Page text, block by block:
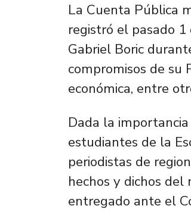
La Cuenta Pública
registró el pasado
Gabriel Boric
compromisos de su
económica, entre
Dada la
estudiantes de la
periodistas de
hechos y dichos
entregado ante el